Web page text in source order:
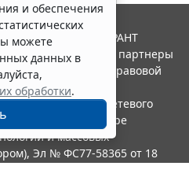
и обеспечения
можете
данных в
обработки.
2026. Система ГАРАНТ
"Гарант" и ее партнеры
ассоциации правовой
в качестве сетевого
по надзору в сфере
и массовых
Эл № ФС77-58365 от 18